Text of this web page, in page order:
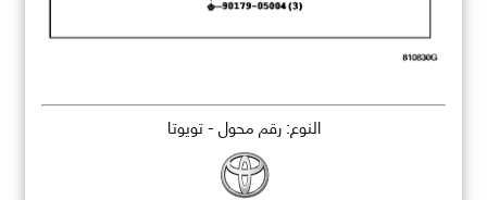
النوع: رقم محول - تويوتا